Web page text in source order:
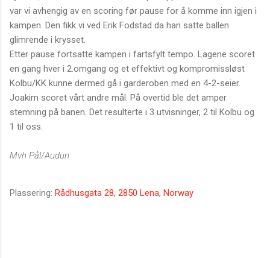
var vi avhengig av en scoring før pause for å komme inn igjen i
kampen. Den fikk vi ved Erik Fodstad da han satte ballen
glimrende i krysset.
Etter pause fortsatte kampen i fartsfylt tempo. Lagene scoret
en gang hver i 2.omgang og et effektivt og kompromissløst
Kolbu/KK kunne dermed gå i garderoben med en 4-2-seier.
Joakim scoret vårt andre mål. På overtid ble det amper
stemning på banen. Det resulterte i 3 utvisninger, 2 til Kolbu og
1 til oss.
Mvh Pål/Audun
Plassering: Rådhusgata 28, 2850 Lena, Norway